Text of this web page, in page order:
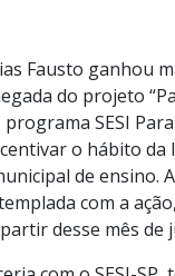
Fausto ganhou
do projeto
programa SESI
o hábito da
de ensino.
com a ação,
desse mês de